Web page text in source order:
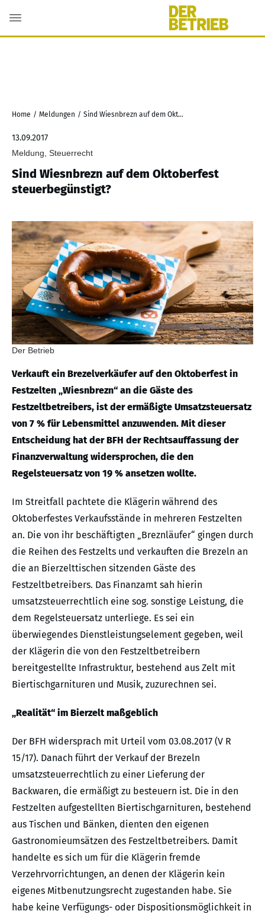
Home / Meldungen / Sind Wiesnbrezn auf dem Oktoberfest steuerbegünstigt?
13.09.2017
Meldung, Steuerrecht
Sind Wiesnbrezn auf dem Oktoberfest
steuerbegünstigt?
Der Betrieb
Verkauft ein Brezelverkäufer auf den Oktoberfest in
Festzelten „Wiesnbrezn“ an die Gäste des
Festzeltbetreibers, ist der ermäßigte Umsatzsteuersatz
von 7 % für Lebensmittel anzuwenden. Mit dieser
Entscheidung hat der BFH der Rechtsauffassung der
Finanzverwaltung widersprochen, die den
Regelsteuersatz von 19 % ansetzen wollte.
Im Streitfall pachtete die Klägerin während des
Oktoberfestes Verkaufsstände in mehreren Festzelten
an. Die von ihr beschäftigten „Breznläufer“ gingen durch
die Reihen des Festzelts und verkauften die Brezeln an
die an Bierzelttischen sitzenden Gäste des
Festzeltbetreibers. Das Finanzamt sah hierin
umsatzsteuerrechtlich eine sog. sonstige Leistung, die
dem Regelsteuersatz unterliege. Es sei ein
überwiegendes Dienstleistungselement gegeben, weil
der Klägerin die von den Festzeltbetreibern
bereitgestellte Infrastruktur, bestehend aus Zelt mit
Biertischgarnituren und Musik, zuzurechnen sei.
„Realität“ im Bierzelt maßgeblich
Der BFH widersprach mit Urteil vom 03.08.2017 (V R
15/17). Danach führt der Verkauf der Brezeln
umsatzsteuerrechtlich zu einer Lieferung der
Backwaren, die ermäßigt zu besteuern ist. Die in den
Festzelten aufgestellten Biertischgarnituren, bestehend
aus Tischen und Bänken, dienten den eigenen
Gastronomieumsätzen des Festzeltbetreibers. Damit
handelte es sich um für die Klägerin fremde
Verzehrvorrichtungen, an denen der Klägerin kein
eigenes Mitbenutzungsrecht zugestanden habe. Sie
habe keine Verfügungs- oder Dispositionsmöglichkeit in